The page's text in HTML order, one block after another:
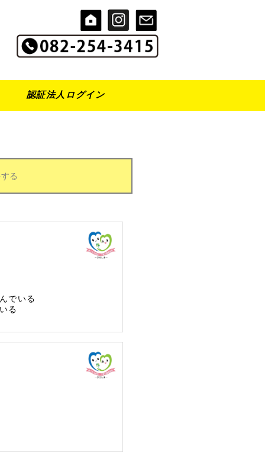
認証法人ログイン
る
でいる
る